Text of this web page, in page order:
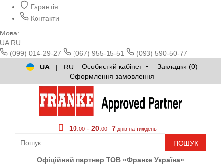
Гарантія
Контакти
Мова:
UA RU
(099) 014-29-27
(067) 955-15-51
(093) 590-50-77
UA
| RU Особистий кабінет
Закладки (0)
Оформлення замовлення
10 00 - 20 00 - 7 днів на тиждень
ПОШУК
Офіційний партнер ТОВ «Франке Україна»